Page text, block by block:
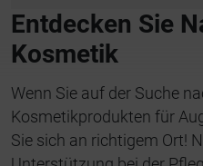
Entdecken Sie
Kosmetik
Wenn Sie auf der Suche
Kosmetikprodukten für
Sie sich an richtigem Ort!